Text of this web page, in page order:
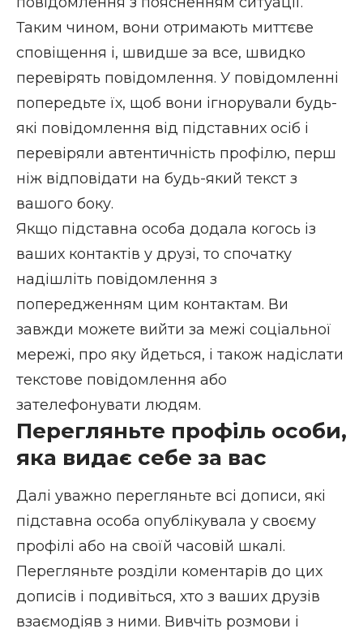
Таким чином, вони отримають миттєве
сповіщення і, швидше за все, швидко
перевірять повідомлення. У повідомленні
попередьте їх, щоб вони ігнорували будь-
які повідомлення від підставних осіб і
перевіряли автентичність профілю, перш
ніж відповідати на будь-який текст з
вашого боку.
Якщо підставна особа додала когось із
ваших контактів у друзі, то спочатку
надішліть повідомлення з
попередженням цим контактам. Ви
завжди можете вийти за межі соціальної
мережі, про яку йдеться, і також надіслати
текстове повідомлення або
зателефонувати людям.
Перегляньте профіль особи,
яка видає себе за вас
Далі уважно перегляньте всі дописи, які
підставна особа опублікувала у своєму
профілі або на своїй часовій шкалі.
Перегляньте розділи коментарів до цих
дописів і подивіться, хто з ваших друзів
взаємодіяв з ними. Вивчіть розмови і